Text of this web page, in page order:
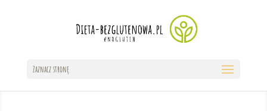
Zaznacz stronę